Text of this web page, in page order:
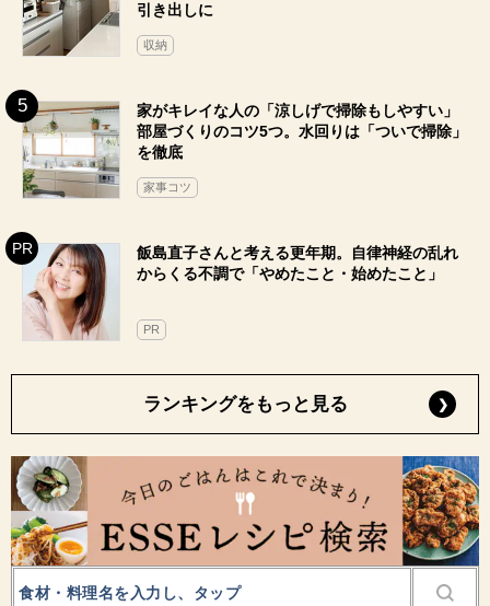
引き出しに
収納
家がキレイな人の「涼しげで掃除もしやすい」
部屋づくりのコツ5つ。水回りは「ついで掃除」
を徹底
家事コツ
飯島直子さんと考える更年期。自律神経の乱れ
からくる不調で「やめたこと・始めたこと」
PR
ランキングをもっと見る